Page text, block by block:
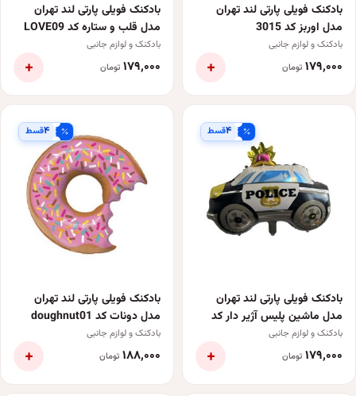
بادکنک فویلی پارتی لند تهران
مدل اوربز کد 3015
بادکنک و لوازم جانبی
۱۷۹٬۰۰۰ تومان +
بادکنک فویلی پارتی لند تهران
مدل قلب و ستاره کد LOVE09
بسته چهار عددی
بادکنک و لوازم جانبی
۱۷۹٬۰۰۰ تومان +
۴قسط
بادکنک فویلی پارتی لند تهران
مدل ماشین پلیس آژیر دار کد
4789
بادکنک و لوازم جانبی
۱۷۹٬۰۰۰ تومان +
۴قسط
بادکنک فویلی پارتی لند تهران
مدل دونات کد doughnut01
بادکنک و لوازم جانبی
۱۸۸٬۰۰۰ تومان +